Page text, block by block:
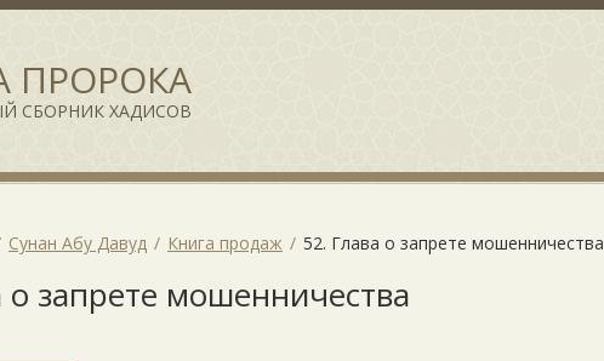
ПРОРОКА
СБОРНИК ХАДИСОВ
Сунан Абу Давуд Книга продаж 52. Глава о запрете мошенничества
о запрете мошенничества